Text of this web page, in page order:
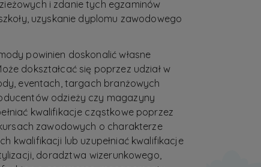
i zdanie tych egzaminów
uzyskanie dyplomu zawodowego
powinien doskonalić własne
dokształcać się poprzez udział w
eventach, targach branżowych
odzieży czy magazyny
kwalifikacje cząstkowe poprzez
zawodowych o charakterze
kwalifikacji lub uzupełniać kwalifikacje
doradztwa wizerunkowego,